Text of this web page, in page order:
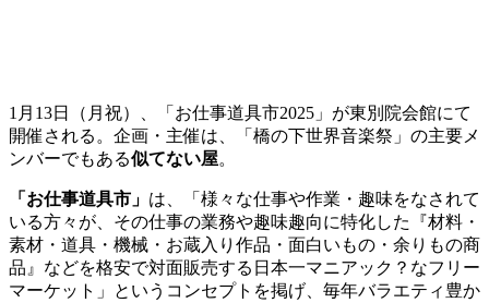
1月13日（月祝）、「お仕事道具市2025」が東別院会館にて
開催される。企画・主催は、「橋の下世界音楽祭」の主要メ
ンバーでもある似てない屋。
「お仕事道具市」 は、「様々な仕事や作業・趣味をなされて
いる方々 が、その仕事の業務や趣味趣向に特化した『材料・
素材・ 道具 ・ 機械・お蔵入り作品・面白いもの・余りもの商
品』などを格安で対面販売する日本一マニアック？なフリー
マーケット」というコンセプトを掲げ、毎年バラエティ豊か